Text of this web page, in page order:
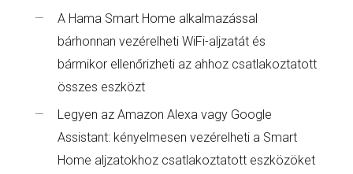
A Hama Smart Home alkalmazással
bárhonnan vezérelheti WiFi-aljzatát és
bármikor ellenőrizheti az ahhoz csatlakoztatott
összes eszközt
Legyen az Amazon Alexa vagy Google
Assistant: kényelmesen vezérelheti a Smart
Home aljzatokhoz csatlakoztatott eszközöket